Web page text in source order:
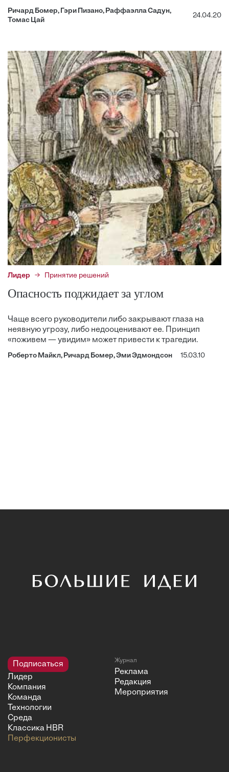
Ричард Бомер, Гэри Пизано, Раффаэлла Садун,
Томас Цай
24.04.20
Лидер Принятие решений
Опасность поджидает за углом
Чаще всего руководители либо закрывают глаза на
неявную угрозу, либо недооценивают ее. Принцип
«поживем — увидим» может привести к трагедии.
Роберто Майкл, Ричард Бомер, Эми Эдмондсон 15.03.10
Подписаться
Лидер
Компания
Команда
Технологии
Среда
Классика HBR
Перфекционисты
Журнал
Реклама
Редакция
Мероприятия